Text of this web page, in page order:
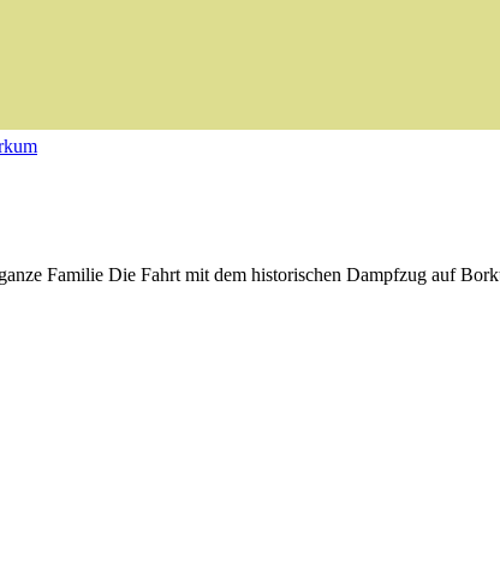
Familie Die Fahrt mit dem historischen Dampfzug auf